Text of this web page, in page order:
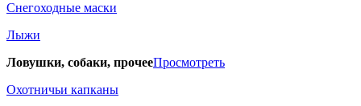
Снегоходные маски
Лыжи
Ловушки, собаки, прочееПросмотреть
Охотничьи капканы